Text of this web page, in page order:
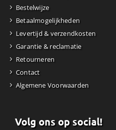
Bestelwijze
Betaalmogelijkheden
Levertijd & verzendkosten
Garantie & reclamatie
Retourneren
Contact
Algemene Voorwaarden
Volg ons op social!